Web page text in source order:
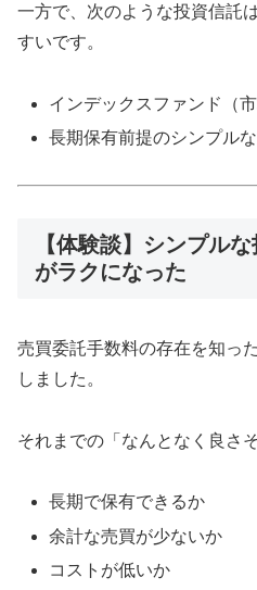
一方で、次のような投資信託
すいです。
インデックスファンド（
長期保有前提のシンプル
【体験談】シンプル
がラクになった
売買委託手数料の存在を知っ
しました。
それまでの「なんとなく良さ
長期で保有できるか
余計な売買が少ないか
コストが低いか